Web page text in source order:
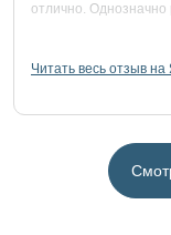
отлично. Однозначно
Читать весь отзыв на